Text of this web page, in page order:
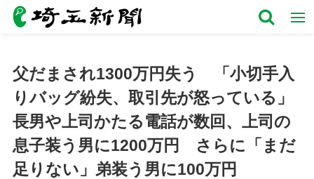
父だまされ1300万円失う 「小切手入
りバッグ紛失、取引先が怒っている」
長男や上司かたる電話が数回、上司の
息子装う男に1200万円 さらに「まだ
足りない」弟装う男に100万円